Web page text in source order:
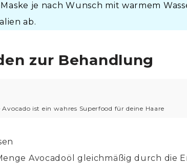
je nach Wunsch mit warmem
ab.
zur Behandlung
Avocado ist ein wahres Superfood für deine Haare
Avocadoöl gleichmäßig durch die